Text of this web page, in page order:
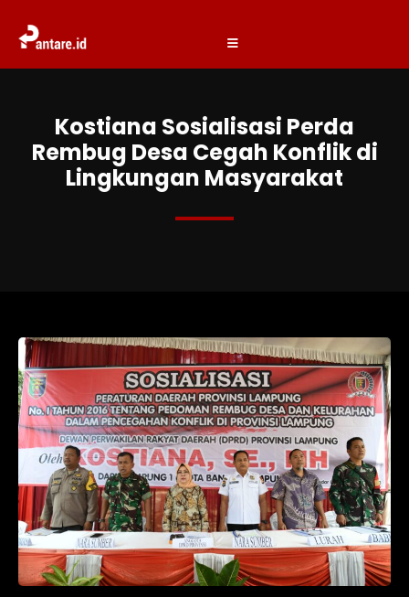
Kostiana Sosialisasi Perda
Rembug Desa Cegah Konflik di
Lingkungan Masyarakat